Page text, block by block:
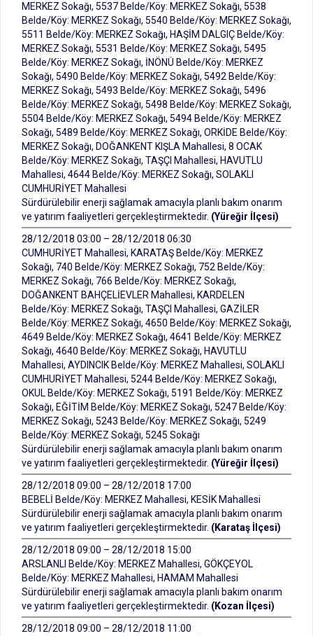
MERKEZ Sokağı, 5537 Belde/Köy: MERKEZ Sokağı, 5538
Belde/Köy: MERKEZ Sokağı, 5540 Belde/Köy: MERKEZ Sokağı,
5511 Belde/Köy: MERKEZ Sokağı, HAŞİM DALGIÇ Belde/Köy:
MERKEZ Sokağı, 5531 Belde/Köy: MERKEZ Sokağı, 5495
Belde/Köy: MERKEZ Sokağı, İNÖNÜ Belde/Köy: MERKEZ
Sokağı, 5490 Belde/Köy: MERKEZ Sokağı, 5492 Belde/Köy:
MERKEZ Sokağı, 5493 Belde/Köy: MERKEZ Sokağı, 5496
Belde/Köy: MERKEZ Sokağı, 5498 Belde/Köy: MERKEZ Sokağı,
5504 Belde/Köy: MERKEZ Sokağı, 5494 Belde/Köy: MERKEZ
Sokağı, 5489 Belde/Köy: MERKEZ Sokağı, ORKİDE Belde/Köy:
MERKEZ Sokağı, DOĞANKENT KIŞLA Mahallesi, 8 OCAK
Belde/Köy: MERKEZ Sokağı, TAŞÇI Mahallesi, HAVUTLU
Mahallesi, 4644 Belde/Köy: MERKEZ Sokağı, SOLAKLI
CUMHURİYET Mahallesi
Sürdürülebilir enerji sağlamak amacıyla planlı bakım onarım
ve yatırım faaliyetleri gerçekleştirmektedir. (Yüreğir İlçesi)
28/12/2018 03:00 – 28/12/2018 06:30
CUMHURİYET Mahallesi, KARATAŞ Belde/Köy: MERKEZ
Sokağı, 740 Belde/Köy: MERKEZ Sokağı, 752 Belde/Köy:
MERKEZ Sokağı, 766 Belde/Köy: MERKEZ Sokağı,
DOĞANKENT BAHÇELİEVLER Mahallesi, KARDELEN
Belde/Köy: MERKEZ Sokağı, TAŞÇI Mahallesi, GAZİLER
Belde/Köy: MERKEZ Sokağı, 4650 Belde/Köy: MERKEZ Sokağı,
4649 Belde/Köy: MERKEZ Sokağı, 4641 Belde/Köy: MERKEZ
Sokağı, 4640 Belde/Köy: MERKEZ Sokağı, HAVUTLU
Mahallesi, AYDINCIK Belde/Köy: MERKEZ Mahallesi, SOLAKLI
CUMHURİYET Mahallesi, 5244 Belde/Köy: MERKEZ Sokağı,
OKUL Belde/Köy: MERKEZ Sokağı, 5191 Belde/Köy: MERKEZ
Sokağı, EĞİTİM Belde/Köy: MERKEZ Sokağı, 5247 Belde/Köy:
MERKEZ Sokağı, 5243 Belde/Köy: MERKEZ Sokağı, 5249
Belde/Köy: MERKEZ Sokağı, 5245 Sokağı
Sürdürülebilir enerji sağlamak amacıyla planlı bakım onarım
ve yatırım faaliyetleri gerçekleştirmektedir. (Yüreğir İlçesi)
28/12/2018 09:00 – 28/12/2018 17:00
BEBELİ Belde/Köy: MERKEZ Mahallesi, KESİK Mahallesi
Sürdürülebilir enerji sağlamak amacıyla planlı bakım onarım
ve yatırım faaliyetleri gerçekleştirmektedir. (Karataş İlçesi)
28/12/2018 09:00 – 28/12/2018 15:00
ARSLANLI Belde/Köy: MERKEZ Mahallesi, GÖKÇEYOL
Belde/Köy: MERKEZ Mahallesi, HAMAM Mahallesi
Sürdürülebilir enerji sağlamak amacıyla planlı bakım onarım
ve yatırım faaliyetleri gerçekleştirmektedir. (Kozan İlçesi)
28/12/2018 09:00 – 28/12/2018 11:00